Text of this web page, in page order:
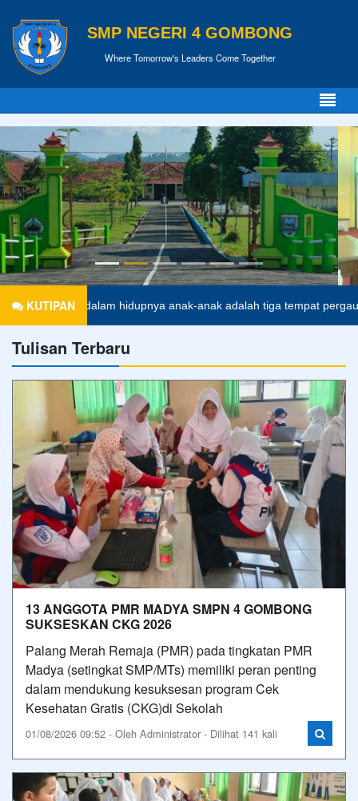
SMP NEGERI 4 GOMBONG
Where Tomorrow's Leaders Come Together
KUTIPAN
Di dalam hidupnya anak-anak adalah tiga tempat pergaulan yang
Tulisan Terbaru
13 ANGGOTA PMR MADYA SMPN 4 GOMBONG
SUKSESKAN CKG 2026
Palang Merah Remaja (PMR) pada tingkatan PMR
Madya (setingkat SMP/MTs) memiliki peran penting
dalam mendukung kesuksesan program Cek
Kesehatan Gratis (CKG)di Sekolah
01/08/2026 09:52 - Oleh Administrator - Dilihat 141 kali